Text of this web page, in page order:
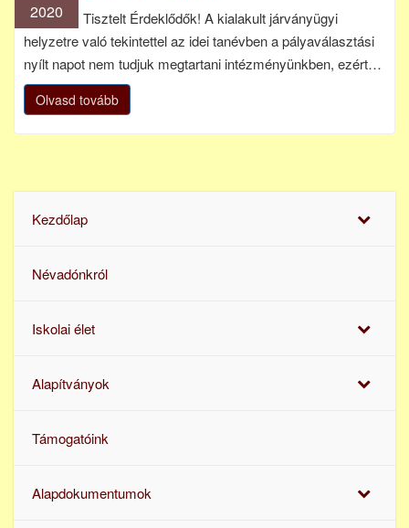
2020
Tisztelt Érdeklődők! A kialakult járványügyi
helyzetre való tekintettel az idei tanévben a pályaválasztási
nyílt napot nem tudjuk megtartani intézményünkben, ezért…
Olvasd tovább
Kezdőlap
Névadónkról
Iskolai élet
Alapítványok
Támogatóink
Alapdokumentumok